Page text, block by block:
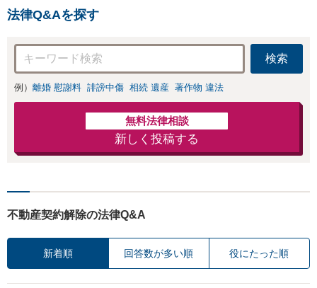
法律Q&Aを探す
検索
例） 離婚 慰謝料 誹謗中傷 相続 遺産 著作物 違法
無料法律相談
新しく投稿する
不動産契約解除の法律Q&A
新着順 回答数が多い順 役にたった順